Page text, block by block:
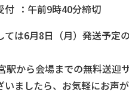
付 ：午前9時40分締切
は6月8日（月）発送予定
駅から会場までの無料送迎
いましたら、お気軽にお声